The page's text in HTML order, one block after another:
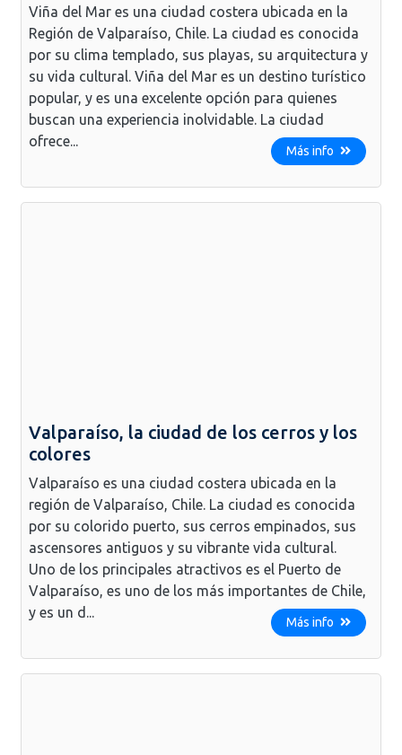
Viña del Mar es una ciudad costera ubicada en la
Región de Valparaíso, Chile. La ciudad es conocida
por su clima templado, sus playas, su arquitectura y
su vida cultural. Viña del Mar es un destino turístico
popular, y es una excelente opción para quienes
buscan una experiencia inolvidable. La ciudad
ofrece...
Más info
Valparaíso, la ciudad de los cerros y los
colores
Valparaíso es una ciudad costera ubicada en la
región de Valparaíso, Chile. La ciudad es conocida
por su colorido puerto, sus cerros empinados, sus
ascensores antiguos y su vibrante vida cultural.
Uno de los principales atractivos es el Puerto de
Valparaíso, es uno de los más importantes de Chile,
y es un d...
Más info